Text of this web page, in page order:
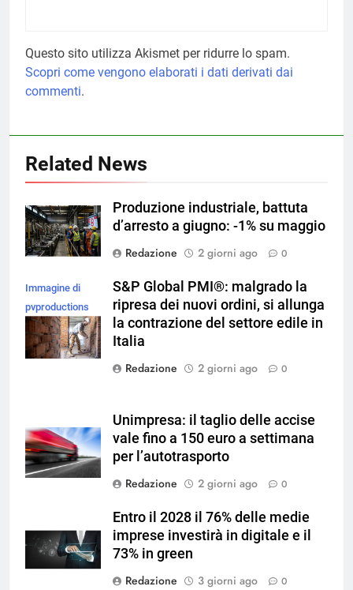
Questo sito utilizza Akismet per ridurre lo spam.
Scopri come vengono elaborati i dati derivati dai
commenti.
Related News
Produzione industriale, battuta
d’arresto a giugno: -1% su maggio
Redazione
2 giorni ago 0
Immagine di
pvproductions
su Magnific
S&P Global PMI®: malgrado la
ripresa dei nuovi ordini, si allunga
la contrazione del settore edile in
Italia
Redazione
2 giorni ago 0
Unimpresa: il taglio delle accise
vale fino a 150 euro a settimana
per l’autotrasporto
Redazione
2 giorni ago 0
Entro il 2028 il 76% delle medie
imprese investirà in digitale e il
73% in green
Redazione
3 giorni ago 0